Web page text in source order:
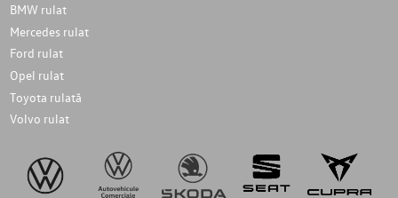
BMW rulat
Mercedes rulat
Ford rulat
Opel rulat
Toyota rulată
Volvo rulat